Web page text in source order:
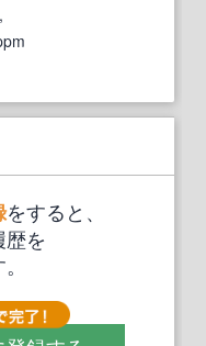
をすると、
を